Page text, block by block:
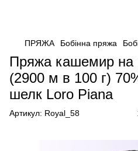
ПРЯЖА Бобінна пряжа
Пряжа кашемир на
(2900 м в 100 г)
шелк Loro Piana
Артикул: Royal_58